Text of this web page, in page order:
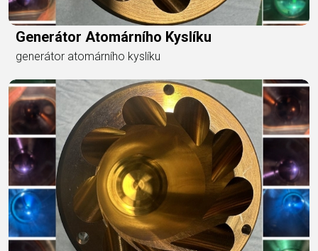
Generátor Atomárního Kyslíku
generátor atomárního kyslíku